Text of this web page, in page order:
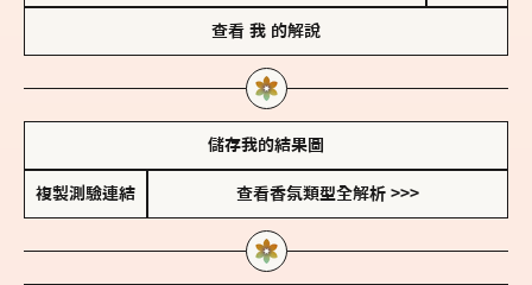
查看 我 的解說
儲存我的結果圖
複製測驗連結 查看香氛類型全解析 >>>